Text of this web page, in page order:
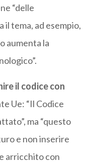
“delle
tema, ad esempio,
aumenta la
il codice con
Ue: “Il Codice
ma “questo
e non inserire
arricchito con